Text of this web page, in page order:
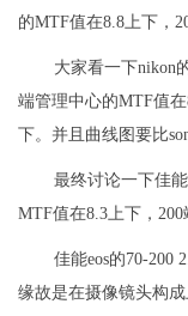
的MTF值在8.8上下，
大家看一下nikon
端管理中心的MTF值
下。并且曲线图要比
最终讨论一下佳
MTF值在8.3上下，200
佳能eos的70-200
缘故是在摄像镜头构